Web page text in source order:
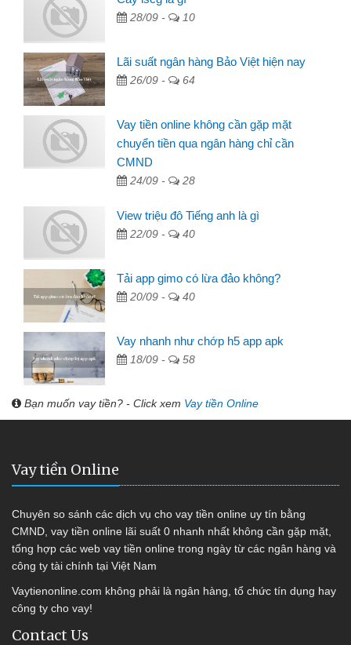
28/09 - 10
Lãi suất ngân hàng Bảo Việt hiện nay
26/09 - 64
Vay tiền online không cần gặp mặt
chuyển tiền qua ngân hàng chỉ cần
CMND
24/09 - 28
View triệu đô Tiếng anh là gì
22/09 - 40
Tải app gimo có lừa đảo không?
20/09 - 40
Vay nhanh như chớp h5 app apk
18/09 - 58
Bạn muốn vay tiền? - Click xem Vay tiền Online
Vay tiền Online
Chuyên so sánh các dịch vụ cho vay tiền online uy tín bằng
CMND, vay tiền online lãi suất 0 nhanh nhất không cần gặp mặt,
tổng hợp các web vay tiền online trong ngày từ các ngân hàng và
công ty tài chính tại Việt Nam
Vaytienonline.com không phải là ngân hàng, tổ chức tín dụng hay
công ty cho vay!
Contact Us